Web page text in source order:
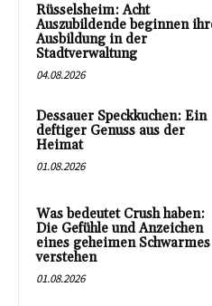
Rüsselsheim: Acht
Auszubildende beginnen
Ausbildung in der
Stadtverwaltung
04.08.2026
Dessauer Speckkuchen: Ein
deftiger Genuss aus der
Heimat
01.08.2026
Was bedeutet Crush haben:
Die Gefühle und Anzeichen
eines geheimen Schwarmes
verstehen
01.08.2026